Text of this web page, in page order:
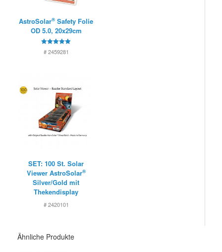
AstroSolar® Safety Folie
OD 5.0, 20x29cm
5
von 5
# 2459281
SET: 100 St. Solar
Viewer AstroSolar®
Silver/Gold mit
Thekendisplay
# 2420101
Ähnliche Produkte